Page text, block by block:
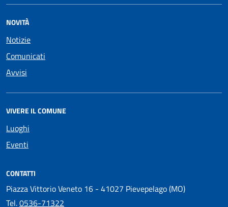
NOVITÀ
Notizie
Comunicati
Avvisi
VIVERE IL COMUNE
Luoghi
Eventi
CONTATTI
Piazza Vittorio Veneto 16 - 41027 Pievepelago (MO)
Tel.0536-71322